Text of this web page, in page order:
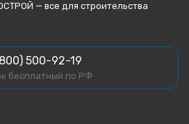
— все для строительства
500-92-19
бесплатный по РФ